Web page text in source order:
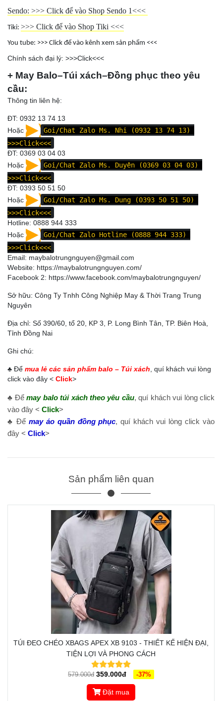
Sendo: >>> Click để vào Shop Sendo 1 <<<
Tiki: >>> Click để vào Shop Tiki <<<
You tube: >>> Click để vào kênh xem sản phẩm <<<
Chính sách đại lý: >>>Click<<<
+ May Balo–Túi xách–Đồng phục theo yêu
cầu:
Thông tin liên hệ:
ĐT: 0932 13 74 13
Hoặc
Goi/Chat Zalo Ms. Nhi (0932 13 74 13)
>>>Click<<<
ĐT: 0369 03 04 03
Hoặc
Goi/Chat Zalo Ms. Duyên (0369 03 04 03)
>>>Click<<<
ĐT: 0393 50 51 50
Hoặc
Goi/Chat Zalo Ms. Dung (0393 50 51 50)
>>>Click<<<
Hotline: 0888 944 333
Hoặc
Goi/Chat Zalo Hotline (0888 944 333)
>>>Click<<<
Email: maybalotrungnguyen@gmail.com
Website: https://maybalotrungnguyen.com/
Facebook 2: https://www.facebook.com/maybalotrungnguyen/
Sở hữu: Công Ty Tnhh Công Nghiệp May & Thời Trang Trung
Nguyên
Địa chỉ: Số 390/60, tổ 20, KP 3, P. Long Bình Tân, TP. Biên Hoà,
Tỉnh Đồng Nai
Ghi chú:
♣ Để mua lẻ các sản phẩm balo – Túi xách , quí khách vui lòng
click vào đây < Click>
♣ Đểmay balo túi xách theo yêu cầu, quí khách vui lòng click
vào đây < Click>
♣ Để may áo quần đồng phục, quí khách vui lòng click vào
đây < Click>
Sản phẩm liên quan
TÚI ĐEO CHÉO XBAGS APEX XB 9103 - THIẾT KẾ HIỆN ĐẠI,
TIỆN LỢI VÀ PHONG CÁCH
579.000đ 359.000đ -37%
Đặt mua